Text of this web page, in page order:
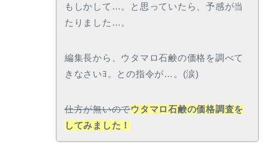
もしかして…。と思っていたら、予感が当
たりました…。
編集長から、ウタマロ石鹸の価格を調べて
きなさいﾖ。との指令が…。(涙)
仕方が無いのでウタマロ石鹸の価格調査を
してみました！